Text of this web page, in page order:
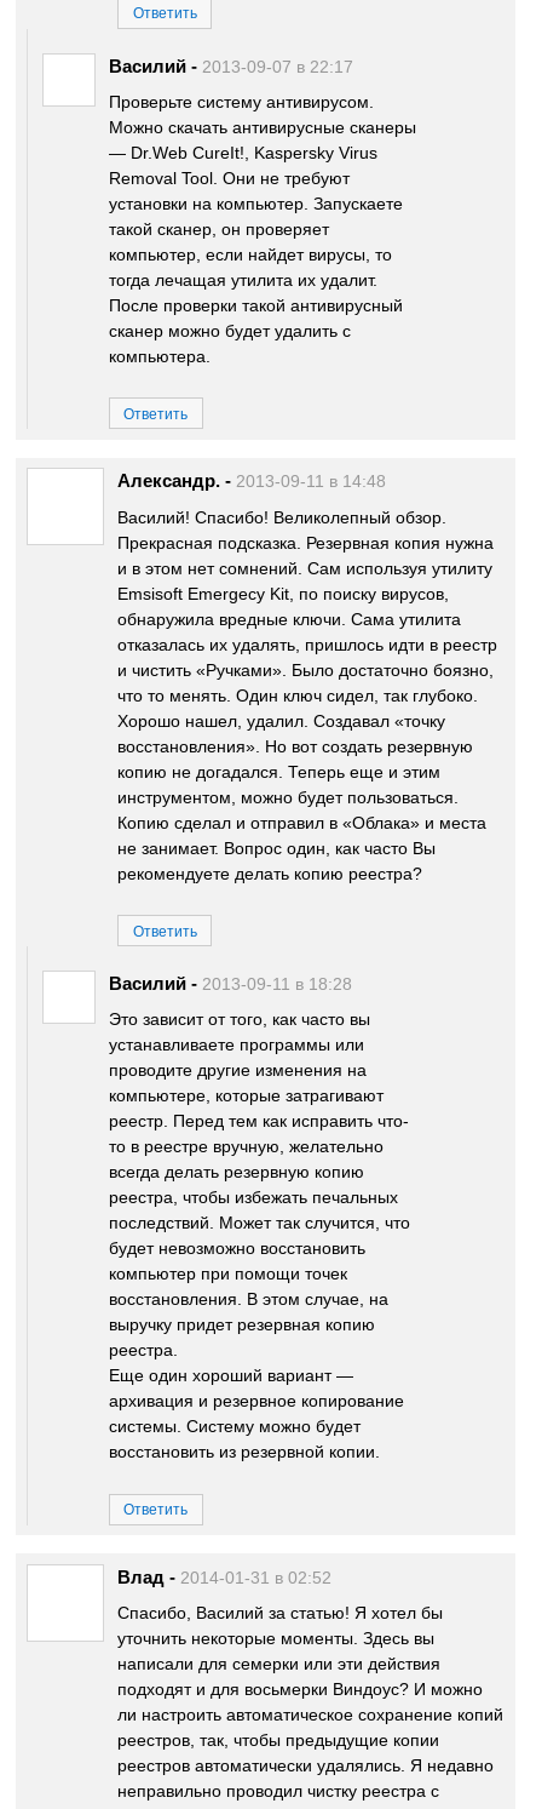
Ответить
Василий - 2013-09-07 в 22:17
Проверьте систему антивирусом.
Можно скачать антивирусные сканеры
— Dr.Web CureIt!, Kaspersky Virus
Removal Tool. Они не требуют
установки на компьютер. Запускаете
такой сканер, он проверяет
компьютер, если найдет вирусы, то
тогда лечащая утилита их удалит.
После проверки такой антивирусный
сканер можно будет удалить с
компьютера.
Ответить
Александр. - 2013-09-11 в 14:48
Василий! Спасибо! Великолепный обзор.
Прекрасная подсказка. Резервная копия нужна
и в этом нет сомнений. Сам используя утилиту
Еmsisoft Emergecy Kit, по поиску вирусов,
обнаружила вредные ключи. Сама утилита
отказалась их удалять, пришлось идти в реестр
и чистить «Ручками». Было достаточно боязно,
что то менять. Один ключ сидел, так глубоко.
Хорошо нашел, удалил. Создавал «точку
восстановления». Но вот создать резервную
копию не догадался. Теперь еще и этим
инструментом, можно будет пользоваться.
Копию сделал и отправил в «Облака» и места
не занимает. Вопрос один, как часто Вы
рекомендуете делать копию реестра?
Ответить
Василий - 2013-09-11 в 18:28
Это зависит от того, как часто вы
устанавливаете программы или
проводите другие изменения на
компьютере, которые затрагивают
реестр. Перед тем как исправить что-
то в реестре вручную, желательно
всегда делать резервную копию
реестра, чтобы избежать печальных
последствий. Может так случится, что
будет невозможно восстановить
компьютер при помощи точек
восстановления. В этом случае, на
выручку придет резервная копию
реестра.
Еще один хороший вариант —
архивация и резервное копирование
системы. Систему можно будет
восстановить из резервной копии.
Ответить
Влад - 2014-01-31 в 02:52
Спасибо, Василий за статью! Я хотел бы
уточнить некоторые моменты. Здесь вы
написали для семерки или эти действия
подходят и для восьмерки Виндоус? И можно
ли настроить автоматическое сохранение копий
реестров, так, чтобы предыдущие копии
реестров автоматически удалялись. Я недавно
неправильно проводил чистку реестра с